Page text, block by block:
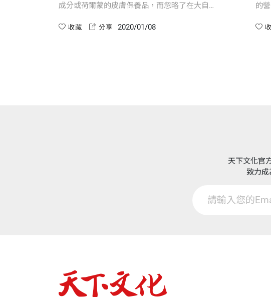
成分或荷爾蒙的皮膚保養品，而忽略了在大自然
收藏 分享 2020/01/08
的
攝
天下文化官
致力成